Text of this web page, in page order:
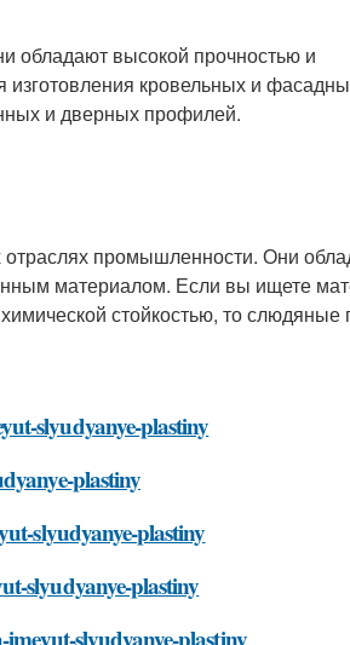
обладают высокой прочностью и
кровельных и
и дверных профилей.
промышленности. Они
материалом. Если вы ищете
стойкостью, то слюдяные
slyudyanye-plastiny
plastiny
slyudyanye-plastiny
slyudyanye-plastiny
slyudyanye-plastiny